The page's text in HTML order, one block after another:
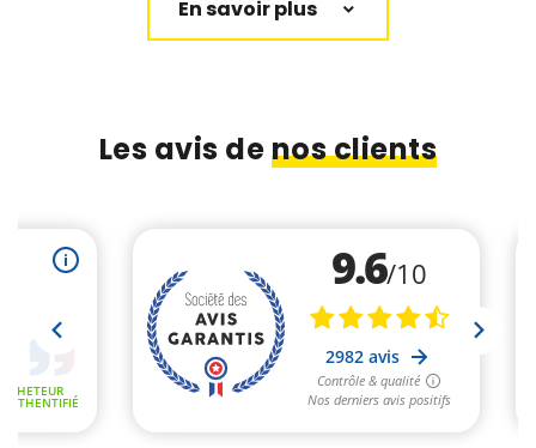
en termes de design, d’impression, de tailles et de
couleurs, permettant ainsi aux boulangeries
Papa France propose également une variété
d’emballages complémentaires pour boulangeries
tous conçus pour améliorer la présentation du
produit tout en respectant les normes de sécurité
alimentaire.
Les avantages du sac croissant en
papier kraft avec Papa France
Lorsqu’il s’agit d’emballer des viennoiseries, le sac
croissant en kraft de Papa France est un choix
incontournable. Fabriqué à partir de papier kraft, une
Les avis denos clients